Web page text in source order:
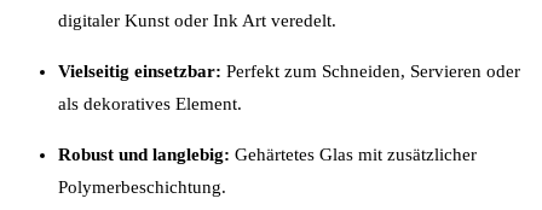
digitaler Kunst oder Ink Art veredelt.
Vielseitig einsetzbar: Perfekt zum Schneiden, Servieren oder
als dekoratives Element.
Robust und langlebig: Gehärtetes Glas mit zusätzlicher
Polymerbeschichtung.